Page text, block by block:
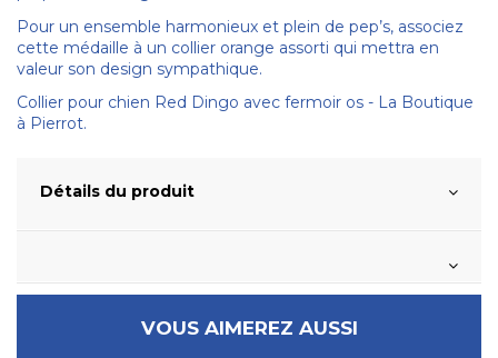
Pour un ensemble harmonieux et plein de pep’s, associez
cette médaille à un collier orange assorti qui mettra en
valeur son design sympathique.
Collier pour chien Red Dingo avec fermoir os - La Boutique
à Pierrot.
Détails du produit
VOUS AIMEREZ AUSSI